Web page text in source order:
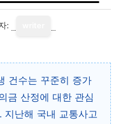
:
건수는 꾸준히 증가
금 산정에 대한 관심
지난해 국내 교통사고